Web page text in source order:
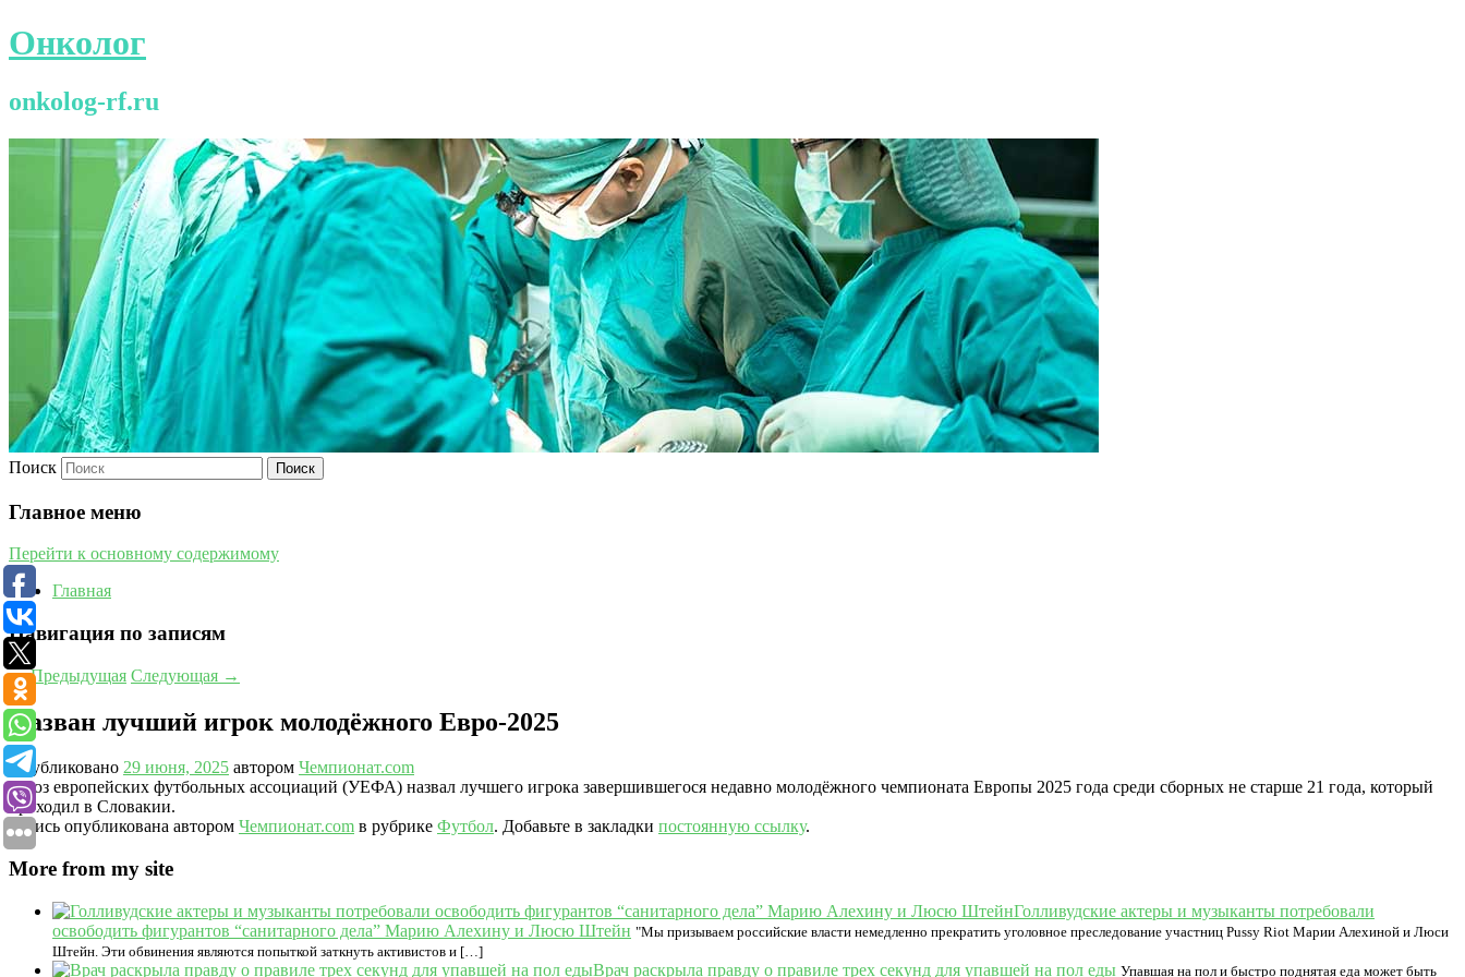
Онколог
onkolog-rf.ru
Поиск
Главное меню
Перейти к основному содержимому
Главная
Навигация по записям
←Предыдущая Следующая →
Назван лучший игрок молодёжного Евро-2025
Опубликовано 29 июня, 2025 автором Чемпионат.com
Союз европейских футбольных ассоциаций (УЕФА) назвал лучшего игрока завершившегося недавно молодёжного чемпионата Европы 2025 года среди сборных не старше 21 года, который
проходил в Словакии.
Запись опубликована автором Чемпионат.com в рубрике Футбол. Добавьте в закладки постоянную ссылку.
More from my site
Голливудские актеры и музыканты потребовали
освободить фигурантов “санитарного дела” Марию Алехину и Люсю Штейн "Мы призываем российские власти немедленно прекратить уголовное преследование участниц Pussy Riot Марии Алехиной и Люси
Штейн. Эти обвинения являются попыткой заткнуть активистов и […]
Врач раскрыла правду о правиле трех секунд для упавшей на пол еды Упавшая на пол и быстро поднятая еда может быть